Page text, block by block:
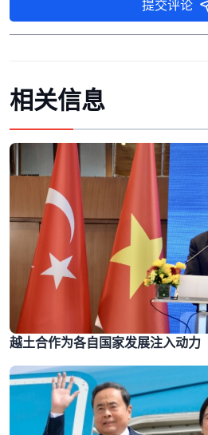
提交评论
相关信息
越土合作为各自国家发展注入动力